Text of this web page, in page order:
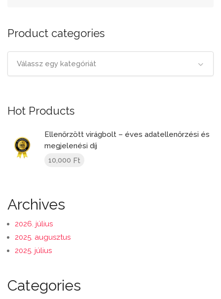
Product categories
Válassz egy kategóriát
Hot Products
Ellenőrzött virágbolt – éves adatellenőrzési és
megjelenési díj
10,000 Ft
Archives
2026. július
2025. augusztus
2025. július
Categories